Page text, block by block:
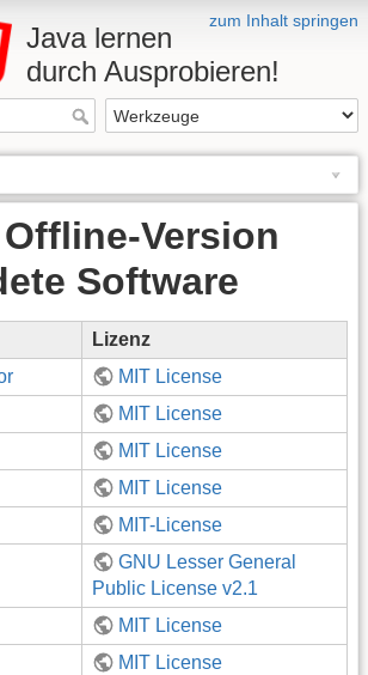
zum Inhalt springen
Java lernen
durch Ausprobieren!
Version
Software
Lizenz
MIT License
MIT License
MIT License
MIT License
MIT-License
GNU Lesser General
Public License v2.1
MIT License
MIT License